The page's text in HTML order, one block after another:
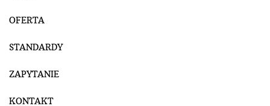
OFERTA
STANDARDY
ZAPYTANIE
KONTAKT